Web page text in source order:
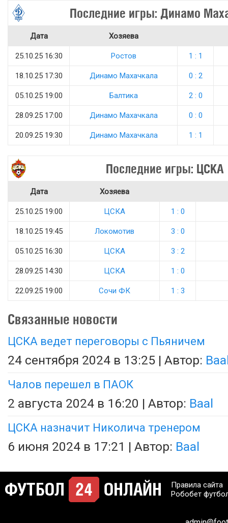
Последние игры: Динамо
Дата Хозяева
25.10.25 16:30 Ростов 1 : 1
18.10.25 17:30 Динамо Махачкала 0 : 2
05.10.25 19:00 Балтика 2 : 0
28.09.25 17:00 Динамо Махачкала 0 : 0
20.09.25 19:30 Динамо Махачкала 1 : 1
Последние игры: ЦСКА
Дата Хозяева
25.10.25 19:00 ЦСКА 1 : 0
18.10.25 19:45 Локомотив 3 : 0
05.10.25 16:30 ЦСКА 3 : 2
28.09.25 14:30 ЦСКА 1 : 0
22.09.25 19:00 Сочи ФК 1 : 3
Связанные новости
ЦСКА ведет переговоры с Пьяничем
24 сентября 2024 в 13:25 | Автор:
Чалов перешел в ПАОК
2 августа 2024 в 16:20 | Автор: Baal
ЦСКА назначит Николича тренером
6 июня 2024 в 17:21 | Автор: Baal
Правила сайта
Робобет